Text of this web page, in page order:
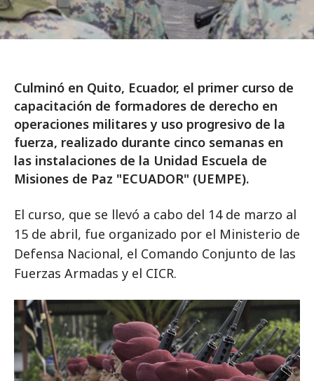
Culminó en Quito, Ecuador, el primer curso de
capacitación de formadores de derecho en
operaciones militares y uso progresivo de la
fuerza, realizado durante cinco semanas en
las instalaciones de la Unidad Escuela de
Misiones de Paz "ECUADOR" (UEMPE).
El curso, que se llevó a cabo del 14 de marzo al
15 de abril, fue organizado por el Ministerio de
Defensa Nacional, el Comando Conjunto de las
Fuerzas Armadas y el CICR.